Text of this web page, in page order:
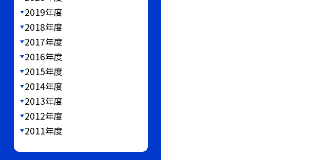
2019年度
2018年度
2017年度
2016年度
2015年度
2014年度
2013年度
2012年度
2011年度